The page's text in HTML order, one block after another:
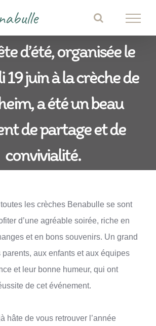
d’été, organisée le
juin à la crèche de
a été un beau
de partage et de
convivialité.
les crèches Benabulle se sont
d’une agréable soirée, riche en
et en bons souvenirs. Un grand
parents, aux enfants et aux équipes
et leur bonne humeur, qui ont
de cet événement.
hâte de vous retrouver l’année